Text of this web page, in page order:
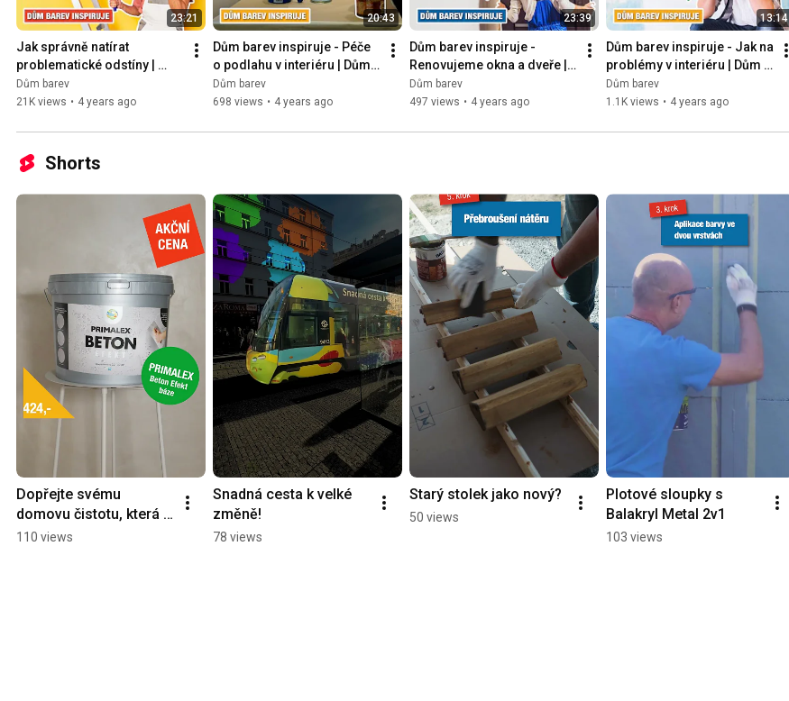
23:21
Jak správně natírat
problematické odstíny |
Dům barev
Dům barev
21K views • 4 years ago
20:43
Dům barev inspiruje - Péče
o podlahu v interiéru | Dům
barev
Dům barev
698 views • 4 years ago
23:39
Dům barev inspiruje -
Renovujeme okna a dveře |
Dům barev
Dům barev
497 views • 4 years ago
13:14
Dům barev inspiruje - Jak na
problémy v interiéru | Dům
barev
Dům barev
1.1K views • 4 years ago
Shorts
Dopřejte svému
domovu čistotu, která
chrání. ✨
110 views
Snadná cesta k velké
změně!
78 views
Starý stolek jako nový?
50 views
Plotové sloupky s
Balakryl Metal 2v1
103 views